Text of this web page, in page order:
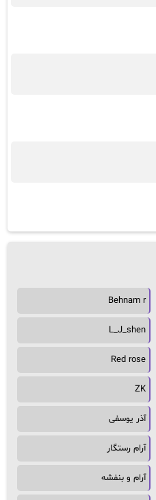
Behnam r
L_J_shen
Red rose
ZK
آذر یوسفی
آرام رستگار
آرام و بنفشه